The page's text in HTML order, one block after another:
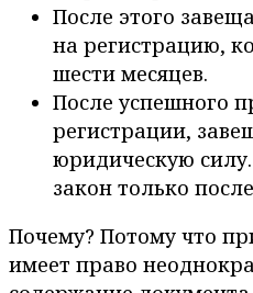
После этого
на регистрацию,
шести месяцев.
После успешного
регистрации,
юридическую
закон только
Почему? Потому что
имеет право